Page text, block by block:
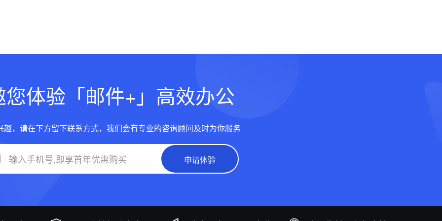
您体验「邮件+」高效办公
趣，请在下方留下联系方式，我们会有专业的咨询顾问及时为你服务
申请体验